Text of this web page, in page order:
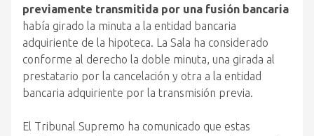
previamente transmitida por una fusión bancaria
había girado la minuta a la entidad bancaria
adquiriente de la hipoteca. La Sala ha considerado
conforme al derecho la doble minuta, una girada al
prestatario por la cancelación y otra a la entidad
bancaria adquiriente por la transmisión previa.
El Tribunal Supremo ha comunicado que estas